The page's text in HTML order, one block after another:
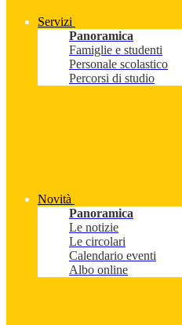
Servizi
Panoramica
Famiglie e studenti
Personale scolastico
Percorsi di studio
Novità
Panoramica
Le notizie
Le circolari
Calendario eventi
Albo online